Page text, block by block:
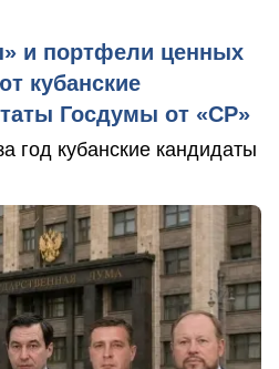
и портфели ценных
кубанские
Госдумы от «СР»
год кубанские кандидаты